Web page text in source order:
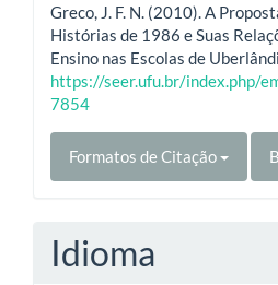
Greco, J. F. N. (2010). A
Histórias de 1986 e Suas
Ensino nas Escolas de
https://seer.ufu.br/index.php/
7854
Formatos de Citação
Idioma